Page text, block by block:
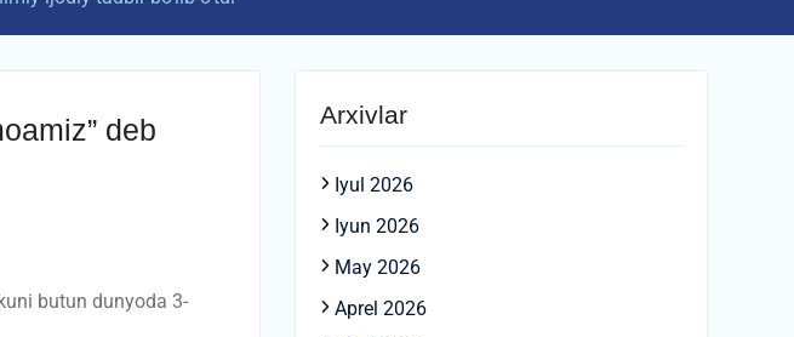
deb
butun dunyoda 3-
Arxivlar
Iyul 2026
Iyun 2026
May 2026
Aprel 2026